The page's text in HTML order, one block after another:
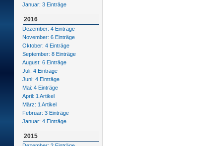
Januar: 3 Einträge
2016
Dezember: 4 Einträge
November: 6 Einträge
Oktober: 4 Einträge
September: 8 Einträge
August: 6 Einträge
Juli: 4 Einträge
Juni: 4 Einträge
Mai: 4 Einträge
April: 1 Artikel
März: 1 Artikel
Februar: 3 Einträge
Januar: 4 Einträge
2015